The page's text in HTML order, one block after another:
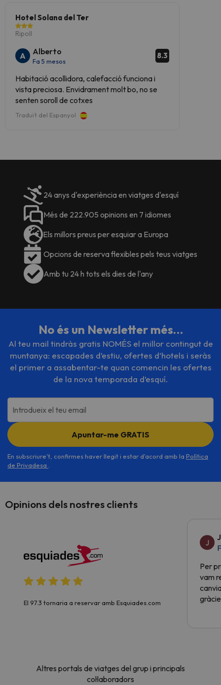
Hotel Solana del Ter
Ripoll
A Alberto
Fa 5 mesos
8.3
Habitació acollidora, calefacció funciona i
vista preciosa. Envidrament molt bo, no se
senten soroll de cotxes
Traduït del Espanyol
24 anys d'experiència en viatges d'esquí
Més de 222.905 opinions en 7 idiomes
Els millors preus per esquiar a Europa
Opcions de reserva flexibles pels teus viatges
Amb tu 24 h tots els dies de l'any
No és un Newsletter més…
Al teu mail tindràs gratis NOMÉS el millor contingut de
muntanya: escapades d’estiu, ofertes d’hotels i seràs
el primer a assabentar-te quan comencin les ofertes
de la nova temporada d’esquí.
Introdueix el teu email
Apuntar-me GRATIS
En subscriure't, confirmes haver llegit i estar d'acord amb la Política
de Privadesa
Opinions dels nostres clients
El 97.3 tornaria a reservar amb Esquiades.com
J
Per
vam
Altres portals de viatges del grup i principals
col·laboradors